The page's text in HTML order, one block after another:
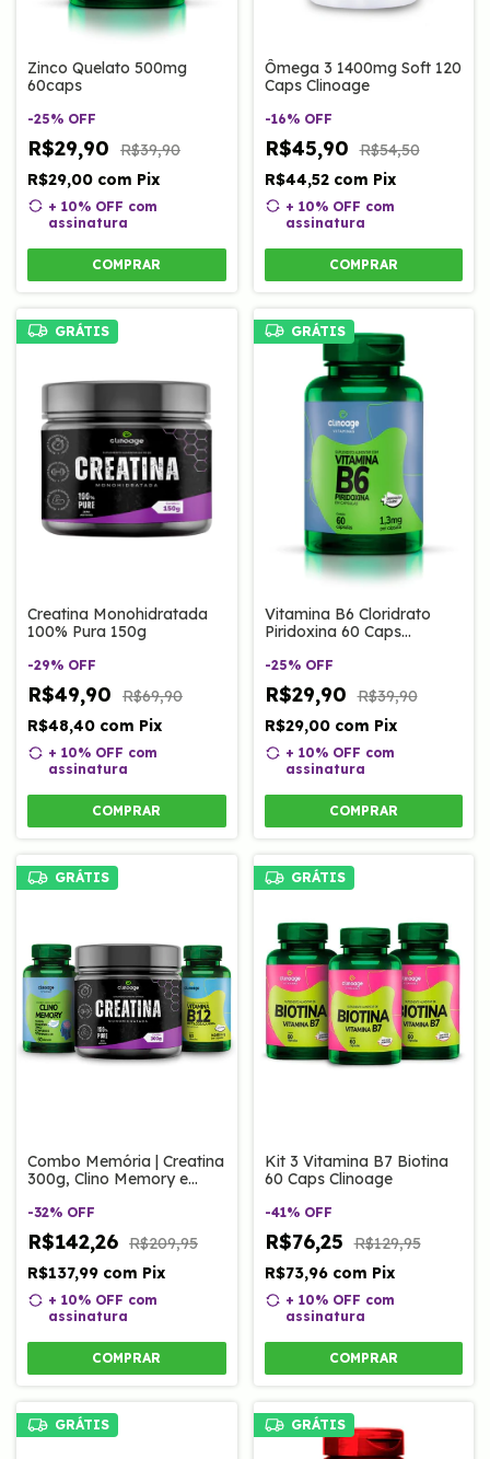
Zinco Quelato 500mg
60caps
-25% OFF
R$29,90
R$39,90
R$29,00 com Pix
+ 10% OFF com
assinatura
COMPRAR
Ômega 3 1400mg Soft 120
Caps Clinoage
-16% OFF
R$45,90 R$54,50
R$44,52 com Pix
+ 10% OFF com
assinatura
COMPRAR
GRÁTIS
Creatina Monohidratada
100% Pura 150g
-29% OFF
R$49,90
R$69,90
R$48,40 com Pix
+ 10% OFF com
assinatura
COMPRAR
GRÁTIS
Vitamina B6 Cloridrato
Piridoxina 60 Caps
-25% OFF
R$29,90 R$39,90
R$29,00 com Pix
+ 10% OFF com
assinatura
COMPRAR
GRÁTIS
Combo Memória | Creatina
300g, Clino Memory e
Metilcobalamina
-32% OFF
R$142,26 R$209,95
R$137,99 com Pix
+ 10% OFF com
assinatura
COMPRAR
GRÁTIS
Kit 3 Vitamina B7 Biotina
60 Caps Clinoage
-41% OFF
R$76,25 R$129,95
R$73,96 com Pix
+ 10% OFF com
assinatura
COMPRAR
GRÁTIS GRÁTIS